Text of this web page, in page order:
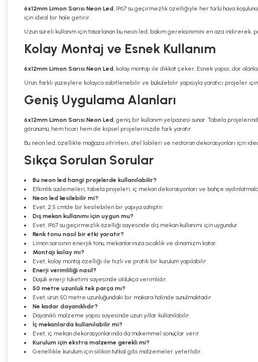
6x12mm Limon Sarısı Neon Led, IP67 su geçirmezlik özelliğiyle her türlü hava koşuluna
için ideal bir hale getirir.
Uzun süreli kullanım için tasarlanan bu neon led, bakım gereksinimini en aza
Kolay Montaj ve Esnek Kullanım
6x12mm Limon Sarısı Neon Led, kolay montajı ile dikkat çeker. Esnek yapısı, dar
Ürün, farklı yüzeylere kolayca sabitlenebilir ve bükülebilir yapısıyla yaratıcı projeler
Geniş Uygulama Alanları
6x12mm Limon Sarısı Neon Led, geniş bir kullanım yelpazesi sunar. Tabela
görünümü, hem ticari hem de kişisel projelerinizde fark yaratır.
Bu neon led, özellikle mağaza vitrinleri, otel lobileri ve restoran dekorasyonları için
Sıkça Sorulan Sorular
Bu neon led hangi projelerde kullanılabilir?
Etkinlik süslemeleri, tabela projeleri, iç mekan dekorasyonları ve bahçe
Neon led kesilebilir mi?
Evet, 2.5 cm'de bir kesilebilen bir yapıya sahiptir.
Dış mekan kullanımı için uygun mu?
Evet, IP67 su geçirmezlik özelliği sayesinde dış mekan kullanımı için uygundur.
Renk tonu nasıl bir etki yaratır?
Limon sarısının enerjik tonu, mekanlarınıza sıcaklık ve dinamizm katar.
Montajı kolay mı?
Evet, kolay montaj özelliği ile hızlı ve pratik bir kurulum yapılabilir.
Enerji verimliliği nasıl?
Düşük enerji tüketimi sayesinde oldukça verimlidir.
50 metre uzunluk tek parça mı?
Evet, ürün 50 metre uzunluğundaki bir makara halinde sunulmaktadır.
Ne kadar dayanıklıdır?
Dayanıklı malzeme yapısı sayesinde uzun yıllar kullanılabilir.
İç mekanlarda kullanılabilir mi?
Evet, iç mekan dekorasyonlarında da mükemmel sonuçlar verir.
Kurulum için ekstra malzeme gerekli mi?
Genellikle kurulum için silikon tutkal gibi malzemeler yeterlidir.